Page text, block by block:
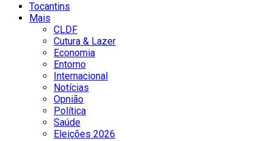
Tocantins
Mais
CLDF
Cutura & Lazer
Economia
Entorno
Internacional
Notícias
Opnião
Política
Saúde
Eleições 2026